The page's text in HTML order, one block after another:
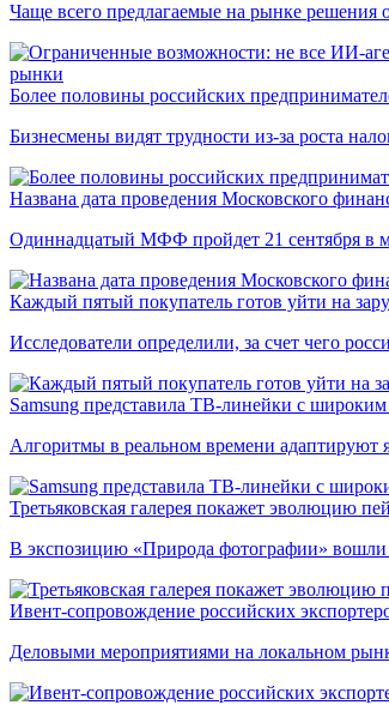
Чаще всего предлагаемые на рынке
рынки
Более половины российских
Бизнесмены видят трудности из-за роста
Названа дата проведения Московского
Одиннадцатый МФФ пройдет 21 сентября в
Каждый пятый покупатель готов уйти на
Исследователи определили, за счет чего
Samsung представила ТВ-линейки с
Алгоритмы в реальном времени адаптируют
Третьяковская галерея покажет эволюцию
В экспозицию «Природа фотографии» вошли
Ивент-сопровождение российских
Деловыми мероприятиями на локальном